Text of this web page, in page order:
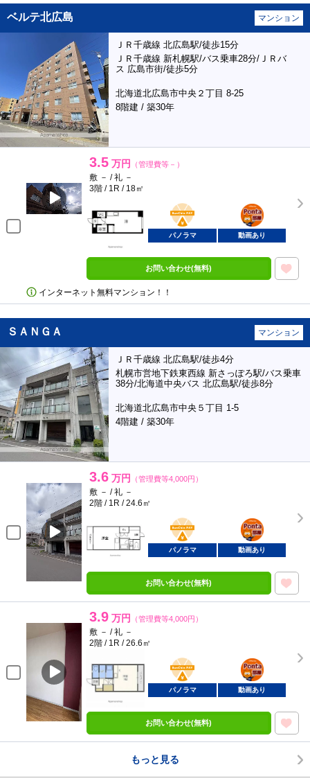
ベルテ北広島 マンション
ＪＲ千歳線 北広島駅/徒歩15分
ＪＲ千歳線 新札幌駅/バス乗車28分/ＪＲバ
ス 広島市街/徒歩5分
北海道北広島市中央２丁目 8-25
8階建 / 築30年
3.5 万円 （管理費等－）
敷 － / 礼 －
3階 / 1R / 18㎡
BunChinPAY
ポンタ
部屋
パノラマ 動画あり
お問い合わせ(無料)
インターネット無料マンション！！
ＳＡＮＧＡ マンション
ＪＲ千歳線 北広島駅/徒歩4分
札幌市営地下鉄東西線 新さっぽろ駅/バス乗車
38分/北海道中央バス 北広島駅/徒歩8分
北海道北広島市中央５丁目 1-5
4階建 / 築30年
3.6 万円 （管理費等4,000円）
敷 － / 礼 －
2階 / 1R / 24.6㎡
BunChinPAY
ポンタ
部屋
パノラマ 動画あり
お問い合わせ(無料)
3.9 万円 （管理費等4,000円）
敷 － / 礼 －
2階 / 1R / 26.6㎡
BunChinPAY
ポンタ
部屋
パノラマ 動画あり
お問い合わせ(無料)
もっと見る